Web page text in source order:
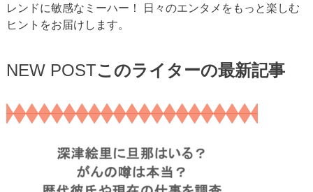
レンドに敏感なミーハー！ 日々のエンタメをもっと楽しむ
ヒントをお届けします。
NEW POSTこのライターの最新記事